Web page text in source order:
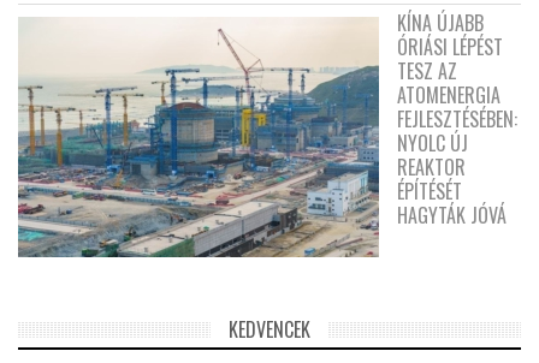
KÍNA ÚJABB
ÓRIÁSI LÉPÉST
TESZ AZ
ATOMENERGIA
FEJLESZTÉSÉBEN:
NYOLC ÚJ
REAKTOR
ÉPÍTÉSÉT
HAGYTÁK JÓVÁ
KEDVENCEK